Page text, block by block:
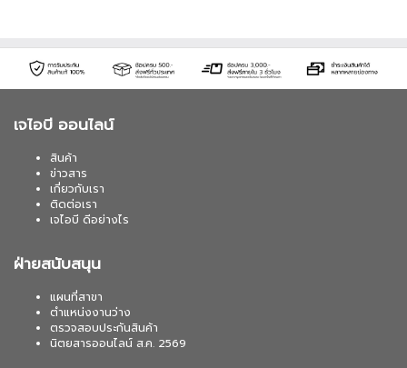
เจไอบี ออนไลน์
สินค้า
ข่าวสาร
เกี่ยวกับเรา
ติดต่อเรา
เจไอบี ดีอย่างไร
ฝ่ายสนับสนุน
แผนที่สาขา
ตำแหน่งงานว่าง
ตรวจสอบประกันสินค้า
นิตยสารออนไลน์ ส.ค. 2569